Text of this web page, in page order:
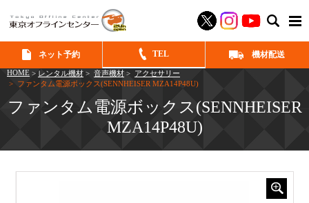
ネット予約 TEL 機材配送
HOME > レンタル機材 > 音声機材 > アクセサリー
> ファンタム電源ボックス(SENNHEISER MZA14P48U)
ファンタム電源ボックス(SENNHEISER
MZA14P48U)